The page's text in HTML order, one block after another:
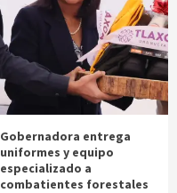
Gobernadora entrega
uniformes y equipo
especializado a
combatientes forestales